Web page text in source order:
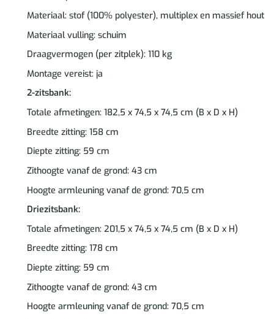
Materiaal: stof (100% polyester), multiplex en massief hout
Materiaal vulling: schuim
Draagvermogen (per zitplek): 110 kg
Montage vereist: ja
2-zitsbank:
Totale afmetingen: 182,5 x 74,5 x 74,5 cm (B x D x H)
Breedte zitting: 158 cm
Diepte zitting: 59 cm
Zithoogte vanaf de grond: 43 cm
Hoogte armleuning vanaf de grond: 70,5 cm
Driezitsbank:
Totale afmetingen: 201,5 x 74,5 x 74,5 cm (B x D x H)
Breedte zitting: 178 cm
Diepte zitting: 59 cm
Zithoogte vanaf de grond: 43 cm
Hoogte armleuning vanaf de grond: 70,5 cm